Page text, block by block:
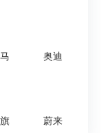
奥迪
蔚来